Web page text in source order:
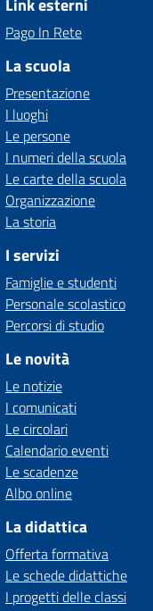
Link esterni
Pago In Rete
La scuola
Presentazione
I luoghi
Le persone
I numeri della scuola
Le carte della scuola
Organizzazione
La storia
I servizi
Famiglie e studenti
Personale scolastico
Percorsi di studio
Le novità
Le notizie
I comunicati
Le circolari
Calendario eventi
Le scadenze
Albo online
La didattica
Offerta formativa
Le schede didattiche
I progetti delle classi